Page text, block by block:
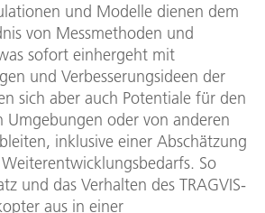
und Modelle dienen dem
von Messmethoden und
sofort einhergeht mit
und Verbesserungsideen der
sich aber auch Potentiale für den
Umgebungen oder von anderen
inklusive einer Abschätzung
So
und das Verhalten des TRAGVIS-
aus in einer